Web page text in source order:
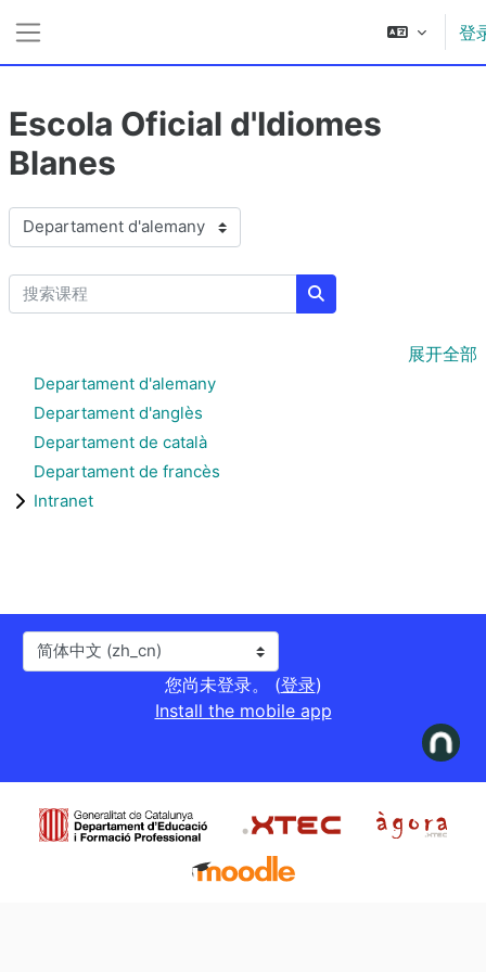
登
Escola Oficial d'Idiomes
Blanes
课程类别
搜索课程
搜索课程
展开全部
Departament d'alemany
Departament d'anglès
Departament de català
Departament de francès
Intranet
语言
您尚未登录。 (登录)
Install the mobile app